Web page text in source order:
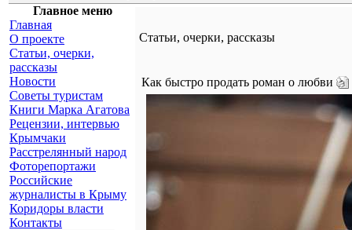
Главное меню
Главная
О проекте
Статьи, очерки,
рассказы
Новости
Советы туристам
Книги Марка Агатова
Рецензии, интервью
Крымчаки
Расстрелянный народ
Фоторепортажи
Российские
журналисты в Крыму
Коридоры власти
Контакты
Статьи, очерки, рассказы
Как быстро продать роман о любви